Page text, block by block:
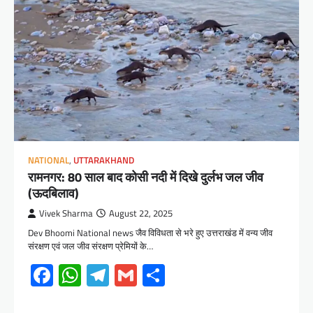
NATIONAL, UTTARAKHAND
रामनगर: 80 साल बाद कोसी नदी में दिखे दुर्लभ जल जीव
(ऊदबिलाव)
Vivek Sharma August 22, 2025
Dev Bhoomi National news जैव विविधता से भरे हुए उत्तराखंड में वन्य जीव
संरक्षण एवं जल जीव संरक्षण प्रेमियों के…
Facebook
WhatsApp
Telegram
Gmail